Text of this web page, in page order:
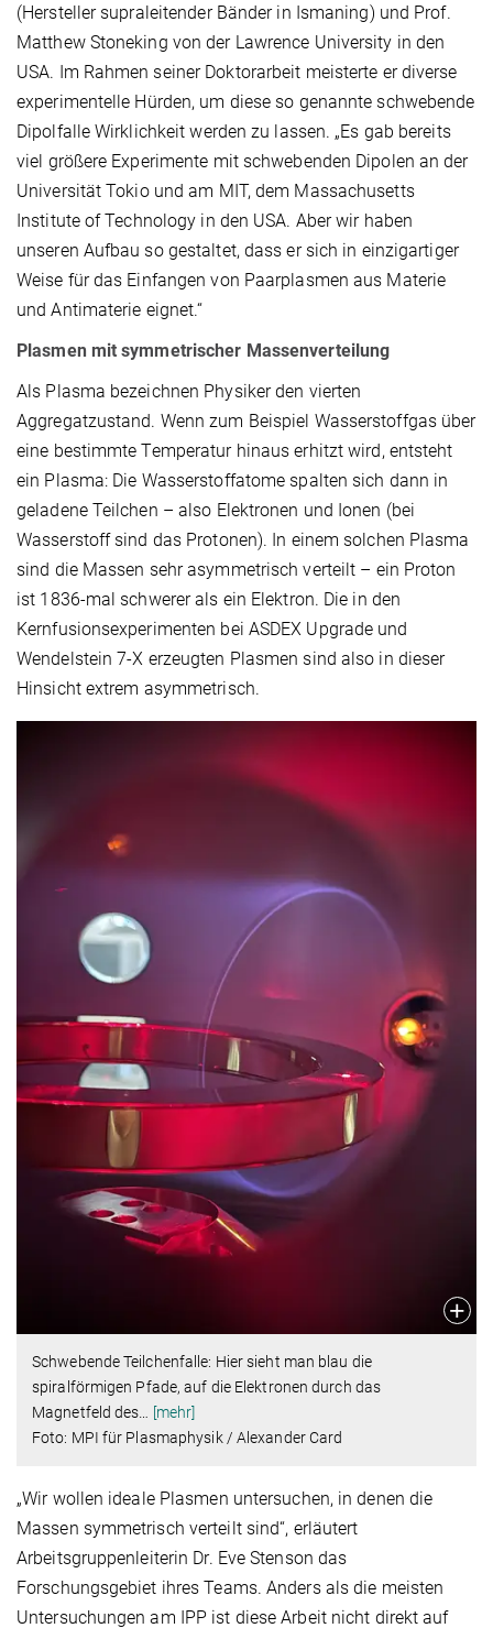
(Hersteller supraleitender Bänder in Ismaning) und Prof.
Matthew Stoneking von der Lawrence University in den
USA. Im Rahmen seiner Doktorarbeit meisterte er diverse
experimentelle Hürden, um diese so genannte schwebende
Dipolfalle Wirklichkeit werden zu lassen. „Es gab bereits
viel größere Experimente mit schwebenden Dipolen an der
Universität Tokio und am MIT, dem Massachusetts
Institute of Technology in den USA. Aber wir haben
unseren Aufbau so gestaltet, dass er sich in einzigartiger
Weise für das Einfangen von Paarplasmen aus Materie
und Antimaterie eignet.“
Plasmen mit symmetrischer Massenverteilung
Als Plasma bezeichnen Physiker den vierten
Aggregatzustand. Wenn zum Beispiel Wasserstoffgas über
eine bestimmte Temperatur hinaus erhitzt wird, entsteht
ein Plasma: Die Wasserstoffatome spalten sich dann in
geladene Teilchen – also Elektronen und Ionen (bei
Wasserstoff sind das Protonen). In einem solchen Plasma
sind die Massen sehr asymmetrisch verteilt – ein Proton
ist 1836-mal schwerer als ein Elektron. Die in den
Kernfusionsexperimenten bei ASDEX Upgrade und
Wendelstein 7-X erzeugten Plasmen sind also in dieser
Hinsicht extrem asymmetrisch.
Schwebende Teilchenfalle: Hier sieht man blau die
spiralförmigen Pfade, auf die Elektronen durch das
Magnetfeld des
[mehr]
Foto: MPI für Plasmaphysik / Alexander Card
„Wir wollen ideale Plasmen untersuchen, in denen die
Massen symmetrisch verteilt sind“, erläutert
Arbeitsgruppenleiterin Dr. Eve Stenson das
Forschungsgebiet ihres Teams. Anders als die meisten
Untersuchungen am IPP ist diese Arbeit nicht direkt auf